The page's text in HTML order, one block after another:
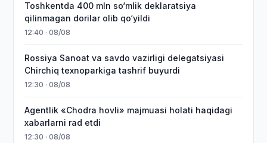
Toshkentda 400 mln so‘mlik deklaratsiya
qilinmagan dorilar olib qo‘yildi
12:40 · 08/08
Rossiya Sanoat va savdo vazirligi delegatsiyasi
Chirchiq texnoparkiga tashrif buyurdi
12:30 · 08/08
Agentlik «Chodra hovli» majmuasi holati haqidagi
xabarlarni rad etdi
12:30 · 08/08